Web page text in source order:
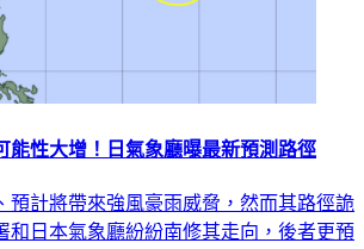
能性大增！日氣象廳曝最新預測路徑
預計將帶來強風豪雨威脅，然而其路徑詭
和日本氣象廳紛紛南修其走向，後者更預